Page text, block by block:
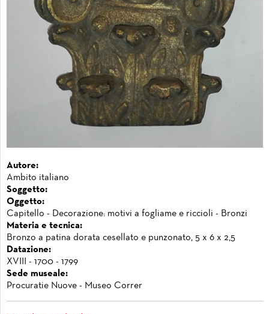
Autore:
Ambito italiano
Soggetto:
Oggetto:
Capitello - Decorazione: motivi a fogliame e riccioli - Bronzi
Materia e tecnica:
Bronzo a patina dorata cesellato e punzonato, 5 x 6 x 2,5
Datazione:
XVIII - 1700 - 1799
Sede museale:
Procuratie Nuove - Museo Correr